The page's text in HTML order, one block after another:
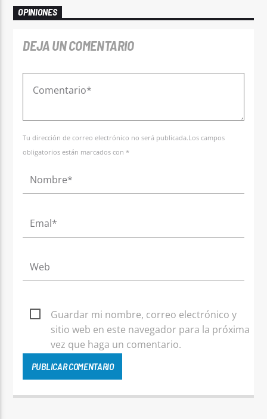
OPINIONES
DEJA UN COMENTARIO
Tu dirección de correo electrónico no será publicada.Los campos
obligatorios están marcados con *
Guardar mi nombre, correo electrónico y
sitio web en este navegador para la próxima
vez que haga un comentario.